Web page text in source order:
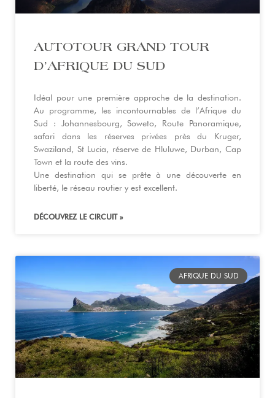
AUTOTOUR GRAND TOUR
D’AFRIQUE DU SUD
Idéal pour une première approche de la destination.
Au programme, les incontournables de l’Afrique du
Sud : Johannesbourg, Soweto, Route Panoramique,
safari dans les réserves privées près du Kruger,
Swaziland, St Lucia, réserve de Hluluwe, Durban, Cap
Town et la route des vins.
Une destination qui se prête à une découverte en
liberté, le réseau routier y est excellent.
DÉCOUVREZ LE CIRCUIT »
AFRIQUE DU SUD